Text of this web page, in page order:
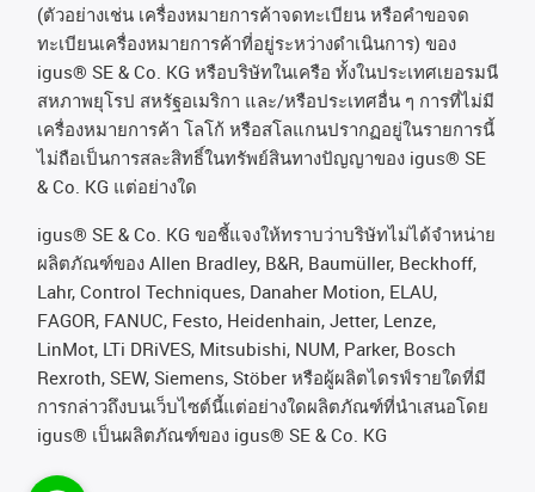
(ตัวอย่างเช่น เครื่องหมายการค้าจดทะเบียน หรือคำขอจด
ทะเบียนเครื่องหมายการค้าที่อยู่ระหว่างดำเนินการ) ของ
igus® SE & Co. KG หรือบริษัทในเครือ ทั้งในประเทศเยอรมนี
สหภาพยุโรป สหรัฐอเมริกา และ/หรือประเทศอื่น ๆ การที่ไม่มี
เครื่องหมายการค้า โลโก้ หรือสโลแกนปรากฏอยู่ในรายการนี้
ไม่ถือเป็นการสละสิทธิ์ในทรัพย์สินทางปัญญาของ igus® SE
& Co. KG แต่อย่างใด
igus® SE & Co. KG ขอชี้แจงให้ทราบว่าบริษัทไม่ได้จําหน่าย
ผลิตภัณฑ์ของ Allen Bradley, B&R, Baumüller, Beckhoff,
Lahr, Control Techniques, Danaher Motion, ELAU,
FAGOR, FANUC, Festo, Heidenhain, Jetter, Lenze,
LinMot, LTi DRiVES, Mitsubishi, NUM, Parker, Bosch
Rexroth, SEW, Siemens, Stöber หรือผู้ผลิตไดรฟ์รายใดที่มี
การกล่าวถึงบนเว็บไซต์นี้แต่อย่างใดผลิตภัณฑ์ที่นําเสนอโดย
igus® เป็นผลิตภัณฑ์ของ igus® SE & Co. KG